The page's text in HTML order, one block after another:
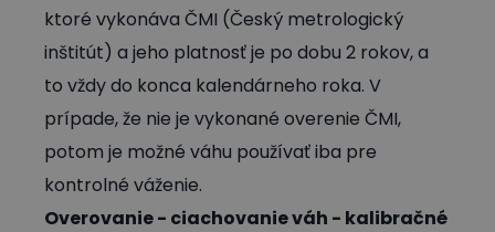
ktoré vykonáva ČMI (Český metrologický
inštitút) a jeho platnosť je po dobu 2 rokov, a
to vždy do konca kalendárneho roka. V
prípade, že nie je vykonané overenie ČMI,
potom je možné váhu používať iba pre
kontrolné váženie.
Overovanie - ciachovanie váh - kalibračné